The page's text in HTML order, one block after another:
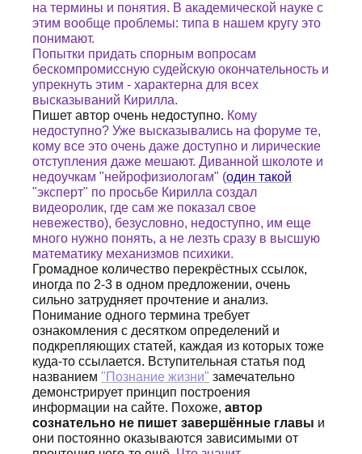
на термины и понятия. В академической науке с
этим вообще проблемы: типа в нашем кругу это
понимают.
Попытки придать спорным вопросам
бескомпромиссную судейскую окончательность и
упрекнуть этим - характерна для всех
высказываний Кирилла.
Пишет автор очень недоступно. Кому
недоступно? Уже высказывались на форуме те,
кому все это очень даже доступно и лирические
отступления даже мешают. Диванной школоте и
недоучкам "нейрофизиологам" (один такой
"эксперт" по просьбе Кирилла создал
видеоролик, где сам же показал свое
невежество), безусловно, недоступно, им еще
много нужно понять, а не лезть сразу в высшую
математику механизмов психики.
Громадное количество перекрёстных ссылок,
иногда по 2-3 в одном предложении, очень
сильно затрудняет прочтение и анализ.
Понимание одного термина требует
ознакомления с десятком определений и
подкрепляющих статей, каждая из которых тоже
куда-то ссылается. Вступительная статья под
названием "Познание жизни" замечательно
демонстрирует принцип построения
информации на сайте. Похоже, автор
сознательно не пишет завершённые главы и
они постоянно оказываются зависимыми от